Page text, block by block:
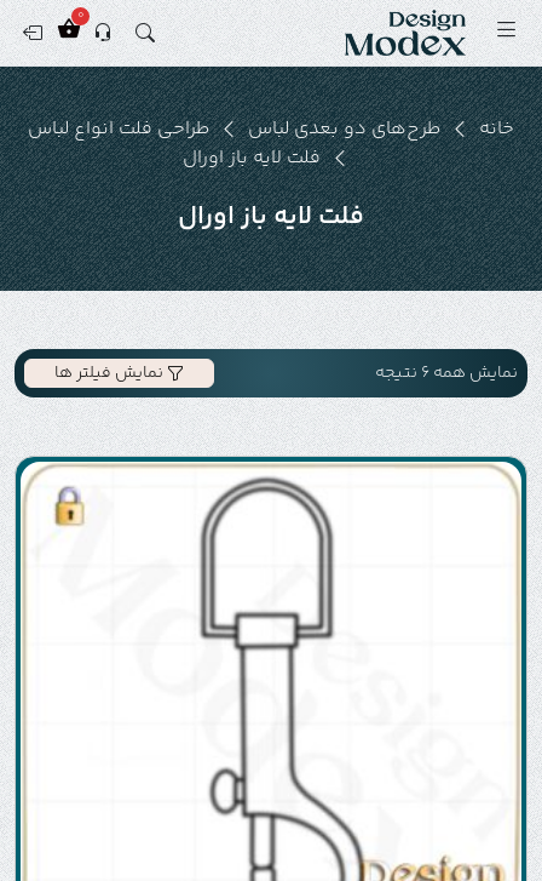
0
خانه طرح‌های دو بعدی لباس
طراحی فلت انواع لباس
فلت لایه باز اورال
فلت لایه باز اورال
نمایش همه 6 نتیجه